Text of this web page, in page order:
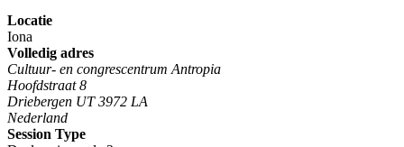
Locatie
Iona
Volledig adres
Cultuur- en congrescentrum Antropia
Hoofdstraat 8
Driebergen UT 3972 LA
Nederland
Session Type